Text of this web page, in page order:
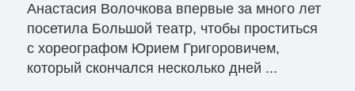
Анастасия Волочкова впервые за много лет
посетила Большой театр, чтобы проститься
с хореографом Юрием Григоровичем,
который скончался несколько дней ...